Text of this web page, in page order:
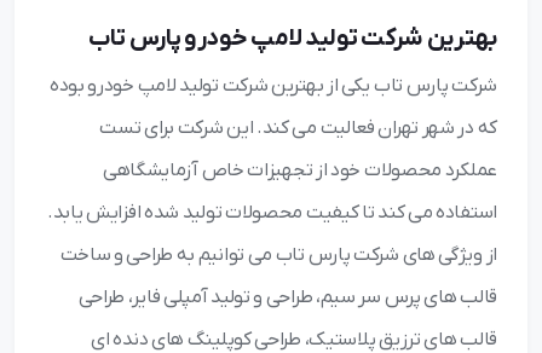
بهترین شرکت تولید لامپ خودرو پارس تاب
شرکت پارس تاب یکی از بهترین شرکت تولید لامپ خودرو بوده
که در شهر تهران فعالیت می کند. این شرکت برای تست
عملکرد محصولات خود از تجهیزات خاص آزمایشگاهی
استفاده می کند تا کیفیت محصولات تولید شده افزایش یابد.
از ویژگی های شرکت پارس تاب می توانیم به طراحی و ساخت
قالب های پرس سر سیم، طراحی و تولید آمپلی فایر، طراحی
قالب های ترزیق پلاستیک، طراحی کوپلینگ های دنده ای